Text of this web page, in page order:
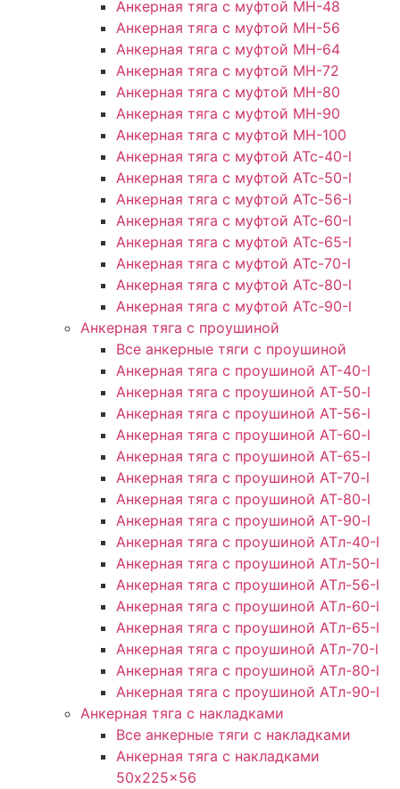
Анкерная тяга с муфтой МН-48
Анкерная тяга с муфтой МН-56
Анкерная тяга с муфтой МН-64
Анкерная тяга с муфтой МН-72
Анкерная тяга с муфтой МН-80
Анкерная тяга с муфтой МН-90
Анкерная тяга с муфтой МН-100
Анкерная тяга с муфтой АТс-40-l
Анкерная тяга с муфтой АТс-50-l
Анкерная тяга с муфтой АТс-56-l
Анкерная тяга с муфтой АТс-60-l
Анкерная тяга с муфтой АТс-65-l
Анкерная тяга с муфтой АТс-70-l
Анкерная тяга с муфтой АТс-80-l
Анкерная тяга с муфтой АТс-90-l
Анкерная тяга с проушиной
Все анкерные тяги с проушиной
Анкерная тяга с проушиной АТ-40-l
Анкерная тяга с проушиной AT-50-l
Анкерная тяга с проушиной AT-56-l
Анкерная тяга с проушиной AT-60-l
Анкерная тяга с проушиной AT-65-l
Анкерная тяга с проушиной AT-70-l
Анкерная тяга с проушиной AT-80-l
Анкерная тяга с проушиной AT-90-l
Анкерная тяга с проушиной АТл-40-l
Анкерная тяга с проушиной ATл-50-l
Анкерная тяга с проушиной ATл-56-l
Анкерная тяга с проушиной ATл-60-l
Анкерная тяга с проушиной ATл-65-l
Анкерная тяга с проушиной ATл-70-l
Анкерная тяга с проушиной ATл-80-l
Анкерная тяга с проушиной ATл-90-l
Анкерная тяга с накладками
Все анкерные тяги с накладками
Анкерная тяга с накладками
50x225x56